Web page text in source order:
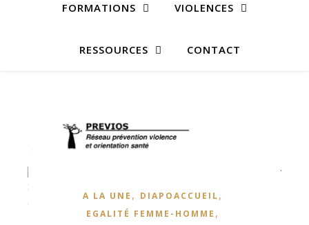
FORMATIONS VIOLENCES
RESSOURCES CONTACT
PREVIOS
A LA UNE , DIAPOACCUEIL,
EGALITÉ FEMME-HOMME ,